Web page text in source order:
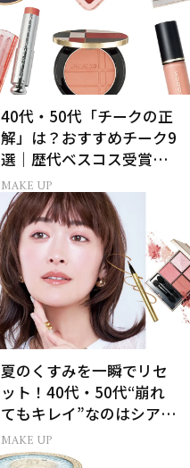
40代・50代「チークの正
解」は？おすすめチーク9
選｜歴代ベスコス受賞ま
とめ＆正しい使い方
MAKE UP
夏のくすみを一瞬でリセ
ット！40代・50代“崩れ
てもキレイ”なのはシアー
ピンクの目元
MAKE UP